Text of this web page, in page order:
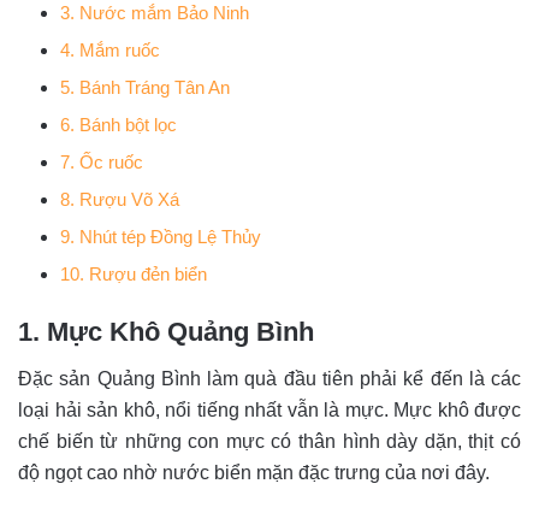
3. Nước mắm Bảo Ninh
4. Mắm ruốc
5. Bánh Tráng Tân An
6. Bánh bột lọc
7. Ốc ruốc
8. Rượu Võ Xá
9. Nhút tép Đồng Lệ Thủy
10. Rượu đẻn biển
1. Mực Khô Quảng Bình
Đặc sản Quảng Bình làm quà đầu tiên phải kể đến là các
loại hải sản khô, nổi tiếng nhất vẫn là mực. Mực khô được
chế biến từ những con mực có thân hình dày dặn, thịt có
độ ngọt cao nhờ nước biển mặn đặc trưng của nơi đây.